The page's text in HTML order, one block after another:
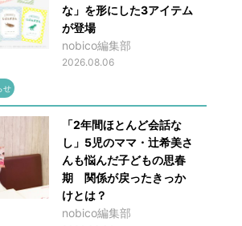
な」を形にした3アイテム
が登場
nobico編集部
2026.08.06
せ
「2年間ほとんど会話な
し」5児のママ・辻希美さ
んも悩んだ子どもの思春
期 関係が戻ったきっか
けとは？
nobico編集部